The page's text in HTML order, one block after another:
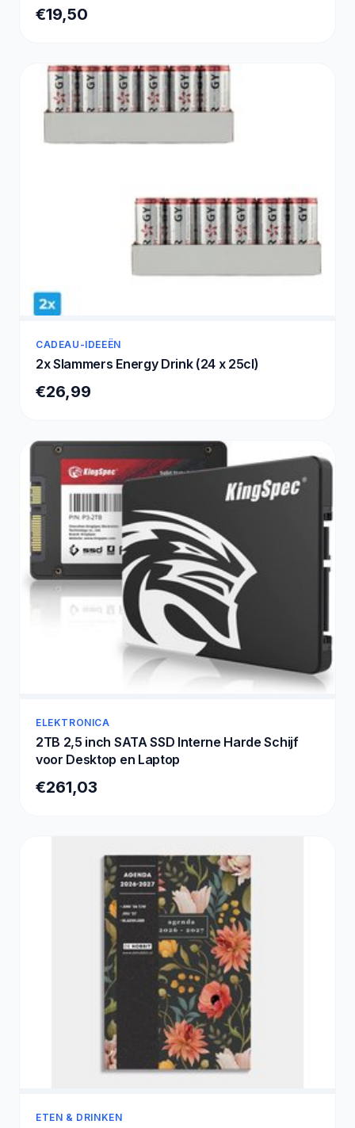
€19,50
CADEAU-IDEEËN
2x Slammers Energy Drink (24 x 25cl)
€26,99
ELEKTRONICA
2TB 2,5 inch SATA SSD Interne Harde Schijf
voor Desktop en Laptop
€261,03
ETEN & DRINKEN